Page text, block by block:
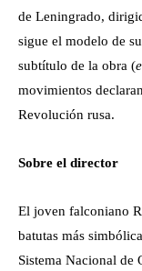
de Leningrado,
sigue el modelo de
subtítulo de la obra (
movimientos
Revolución rusa.
Sobre el director
El joven falconiano
batutas más
Sistema Nacional de